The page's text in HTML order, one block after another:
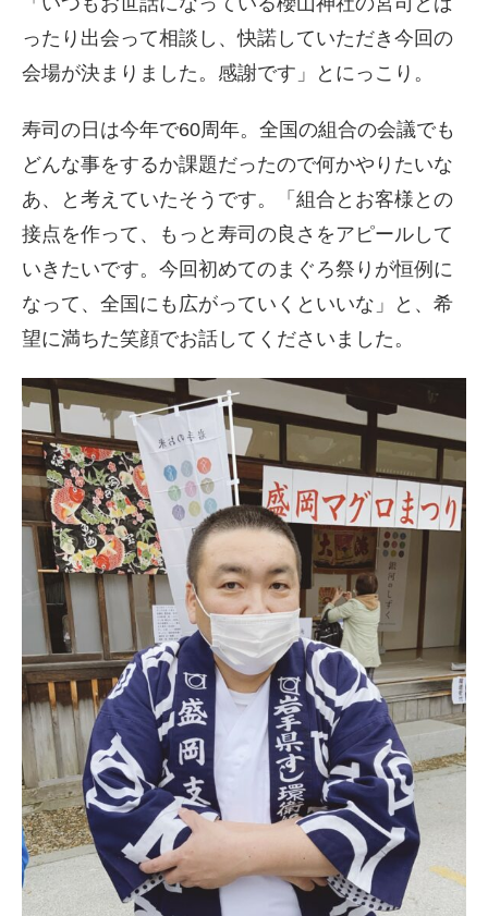
ったり出会って相談し、快諾していただき今回の
会場が決まりました。感謝です」とにっこり。
寿司の日は今年で60周年。全国の組合の会議でも
どんな事をするか課題だったので何かやりたいな
あ、と考えていたそうです。「組合とお客様との
接点を作って、もっと寿司の良さをアピールして
いきたいです。今回初めてのまぐろ祭りが恒例に
なって、全国にも広がっていくといいな」と、希
望に満ちた笑顔でお話してくださいました。